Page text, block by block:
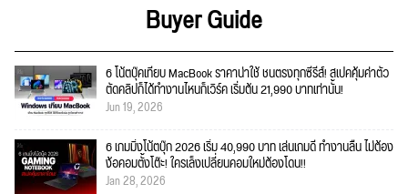
Buyer Guide
6 โน้ตบุ๊คเทียบ MacBook ราคาน่าใช้ ชนตรงทุกซีรีส์! สเปคคุ้มค่าตัว
ตัดคลิปก็ได้ทำงานไหนก็เวิร์ค เริ่มต้น 21,990 บาทเท่านั้น!
Jun 19, 2026
6 เกมมิ่งโน้ตบุ๊ก 2026 เริ่ม 40,990 บาท เล่นเกมดี ทำงานลื่น ไม่ต้อง
ง้อคอมตั้งโต๊ะ! ใครเล็งเปลี่ยนคอมใหม่ต้องโดน!!
Jan 28, 2026